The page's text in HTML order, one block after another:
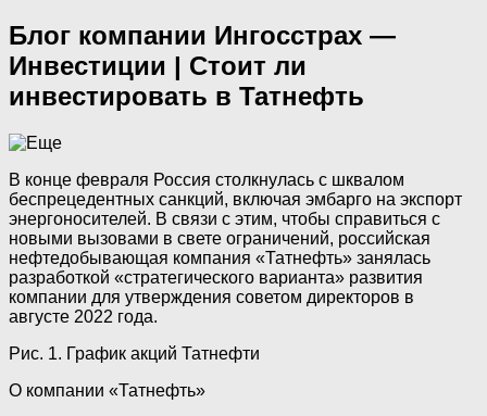
Блог компании Ингосстрах —
Инвестиции | Стоит ли
инвестировать в Татнефть
В конце февраля Россия столкнулась с шквалом
беспрецедентных санкций, включая эмбарго на экспорт
энергоносителей. В связи с этим, чтобы справиться с
новыми вызовами в свете ограничений, российская
нефтедобывающая компания «Татнефть» занялась
разработкой «стратегического варианта» развития
компании для утверждения советом директоров в
августе 2022 года.
Рис. 1. График акций Татнефти
О компании «Татнефть»